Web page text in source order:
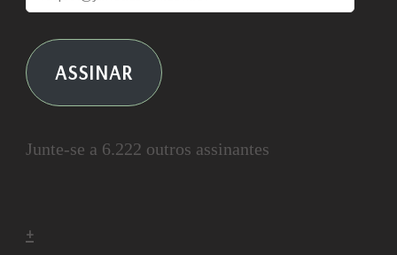
ASSINAR
Junte-se a 6.222 outros assinantes
+